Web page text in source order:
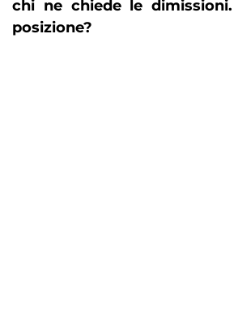
chi ne chiede le
posizione?